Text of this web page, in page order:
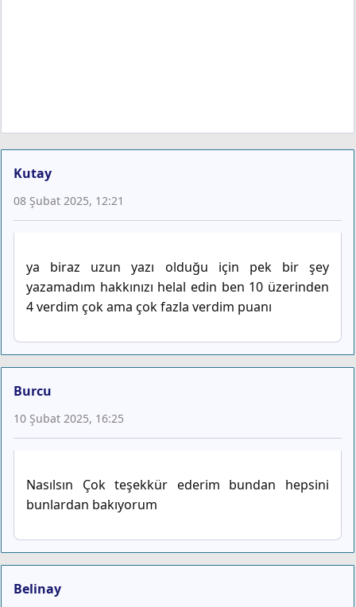
Kutay
08 Şubat 2025, 12:21
ya biraz uzun yazı olduğu için pek bir şey
yazamadım hakkınızı helal edin ben 10 üzerinden
4 verdim çok ama çok fazla verdim puanı
Burcu
10 Şubat 2025, 16:25
Nasılsın Çok teşekkür ederim bundan hepsini
bunlardan bakıyorum
Belinay